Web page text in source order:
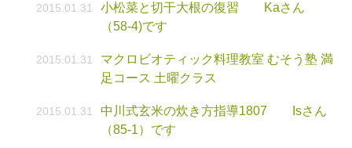
2015.01.31
小松菜と切干大根の復習 Kaさん
（58-4)です
2015.01.31
マクロビオティック料理教室 むそう塾 満
足コース 土曜クラス
2015.01.31
中川式玄米の炊き方指導1807 Isさん
（85-1）です